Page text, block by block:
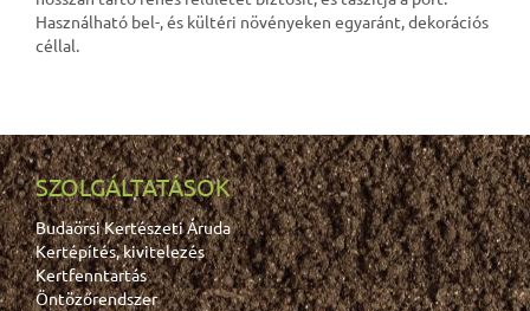
Használható bel-, és kültéri növényeken egyaránt, dekorációs
céllal.
SZOLGÁLTATÁSOK
Budaörsi Kertészeti Áruda
Kertépítés, kivitelezés
Kertfenntartás
Öntözőrendszer